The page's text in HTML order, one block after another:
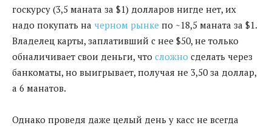
госкурсу (3,5 маната за $1) долларов нигде нет, их
надо покупать на черном рынке по ~18,5 маната за $1.
Владелец карты, заплативший с нее $50, не только
обналичивает свои деньги, что сложно сделать через
банкоматы, но выигрывает, получая не 3,50 за доллар,
а 6 манатов.
Однако проведя даже целый день у касс не всегда